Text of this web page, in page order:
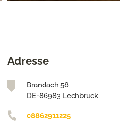
Adresse
Brandach 58
DE-86983 Lechbruck
08862911225